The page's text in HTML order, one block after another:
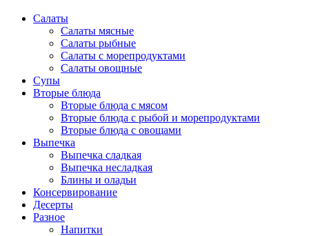
Салаты
Салаты мясные
Салаты рыбные
Салаты с морепродуктами
Салаты овощные
Супы
Вторые блюда
Вторые блюда с мясом
Вторые блюда с рыбой и морепродуктами
Вторые блюда с овощами
Выпечка
Выпечка сладкая
Выпечка несладкая
Блины и оладьи
Консервирование
Десерты
Разное
Напитки